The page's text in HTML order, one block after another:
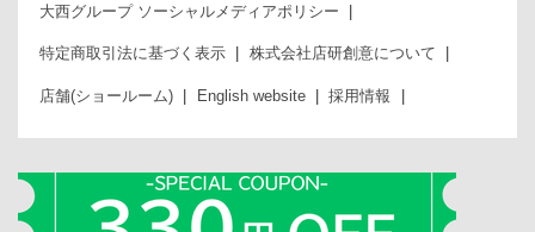
大西グループ ソーシャルメディアポリシー
特定商取引法に基づく表示 株式会社店研創意について
店舗(ショールーム) English website 採用情報